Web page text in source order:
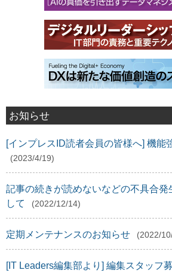
お知らせ
[インプレスID読者会員の皆様へ] 機能
(2023/4/19)
記事の続きが読めないなどの不具合発
して
(2022/12/14)
定期メンテナンスのお知らせ (2022/
[IT Leaders編集部より] 編集スタッフ